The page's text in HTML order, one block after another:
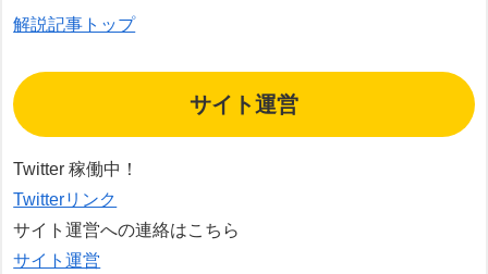
解説記事トップ
サイト運営
Twitter 稼働中！
Twitterリンク
サイト運営への連絡はこちら
サイト運営